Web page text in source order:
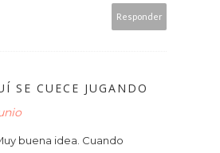
Responder
SE CUECE JUGANDO
buena idea. Cuando